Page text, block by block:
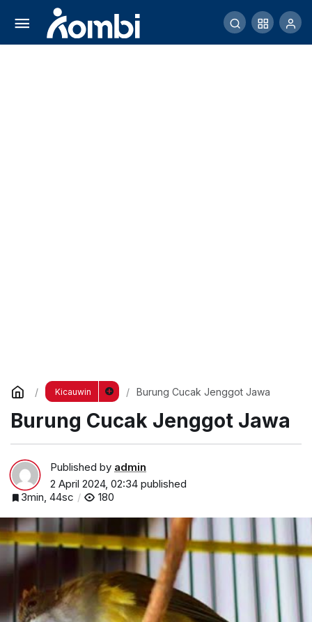
Kicauwin Burung Cucak Jenggot Jawa
Burung Cucak Jenggot Jawa
Published by admin
2 April 2024, 02:34 published
3min, 44sc
180
Makanan Burung Kapas Tembak